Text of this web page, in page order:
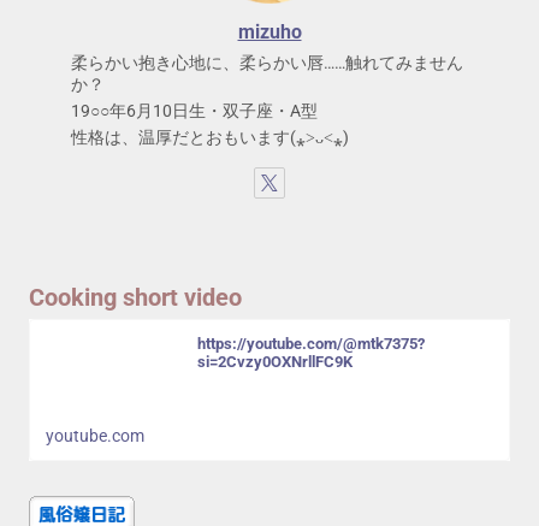
mizuho
柔らかい抱き心地に、柔らかい唇……触れてみません
か？
19○○年6月10日生・双子座・A型
性格は、温厚だとおもいます(⁎˃ᴗ˂⁎)
Cooking short video
https://youtube.com/@mtk7375?
si=2Cvzy0OXNrllFC9K
youtube.com